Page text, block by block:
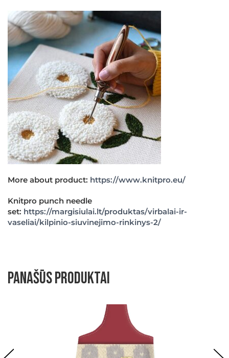
More about product: https://www.knitpro.eu/
Knitpro punch needle
set: https://margisiulai.lt/produktas/virbalai-ir-
vaseliai/kilpinio-siuvinejimo-rinkinys-2/
Panašūs produktai